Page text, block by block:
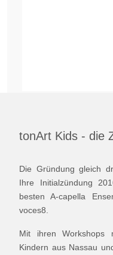
tonArt Kids - die
Die Gründung gleich
Ihre Initialzündung
besten A-capella
voces8.
Mit ihren Workshops
Kindern aus Nassau